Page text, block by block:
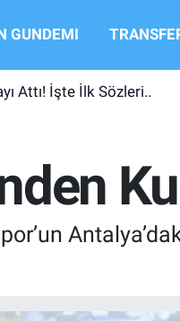
GUNDEMI
Attı! İşte İlk Sözleri..